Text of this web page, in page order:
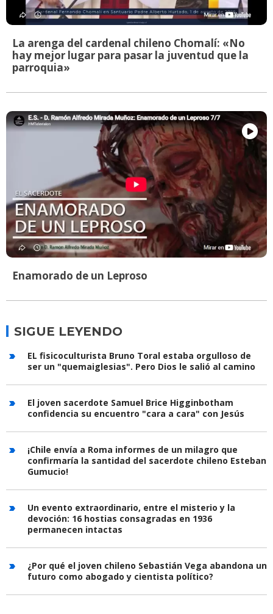
La arenga del cardenal chileno Chomalí: «No
hay mejor lugar para pasar la juventud que la
parroquia»
Enamorado de un Leproso
SIGUE LEYENDO
EL fisicoculturista Bruno Toral estaba orgulloso de
ser un "quemaiglesias". Pero Dios le salió al camino
El joven sacerdote Samuel Brice Higginbotham
confidencia su encuentro "cara a cara" con Jesús
¡Chile envía a Roma informes de un milagro que
confirmaría la santidad del sacerdote chileno Esteban
Gumucio!
Un evento extraordinario, entre el misterio y la
devoción: 16 hostias consagradas en 1936
permanecen intactas
¿Por qué el joven chileno Sebastián Vega abandona un
futuro como abogado y cientista político?